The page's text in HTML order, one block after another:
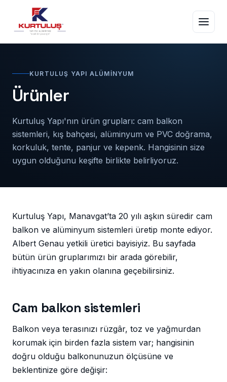
KURTULUŞ YAPI ALÜMINYUM
Ürünler
Kurtuluş Yapı'nın ürün grupları: cam balkon
sistemleri, kış bahçesi, alüminyum ve PVC doğrama,
korkuluk, tente, panjur ve kepenk. Hangisinin size
uygun olduğunu keşifte birlikte belirliyoruz.
Kurtuluş Yapı, Manavgat’ta 20 yılı aşkın süredir cam
balkon ve alüminyum sistemleri üretip monte ediyor.
Albert Genau yetkili üretici bayisiyiz. Bu sayfada
bütün ürün gruplarımızı bir arada görebilir,
ihtiyacınıza en yakın olanına geçebilirsiniz.
Cam balkon sistemleri
Balkon veya terasınızı rüzgâr, toz ve yağmurdan
korumak için birden fazla sistem var; hangisinin
doğru olduğu balkonunuzun ölçüsüne ve
beklentinize göre değişir: